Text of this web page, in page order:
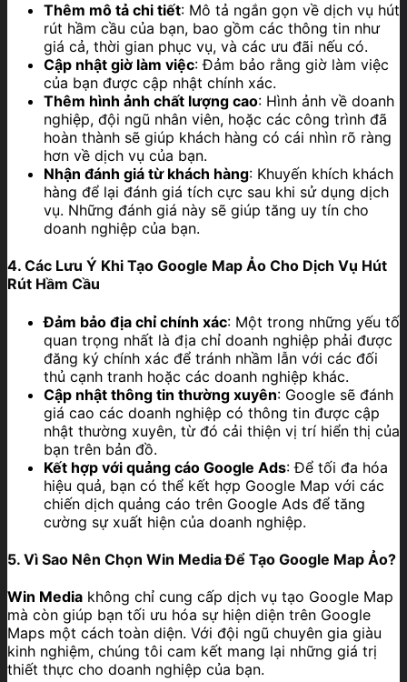
Thêm mô tả chi tiết: Mô tả ngắn gọn về dịch vụ hút
rút hầm cầu của bạn, bao gồm các thông tin như
giá cả, thời gian phục vụ, và các ưu đãi nếu có.
Cập nhật giờ làm việc: Đảm bảo rằng giờ làm việc
của bạn được cập nhật chính xác.
Thêm hình ảnh chất lượng cao: Hình ảnh về doanh
nghiệp, đội ngũ nhân viên, hoặc các công trình đã
hoàn thành sẽ giúp khách hàng có cái nhìn rõ ràng
hơn về dịch vụ của bạn.
Nhận đánh giá từ khách hàng: Khuyến khích khách
hàng để lại đánh giá tích cực sau khi sử dụng dịch
vụ. Những đánh giá này sẽ giúp tăng uy tín cho
doanh nghiệp của bạn.
4. Các Lưu Ý Khi Tạo Google Map Ảo Cho Dịch Vụ Hút
Rút Hầm Cầu
Đảm bảo địa chỉ chính xác: Một trong những yếu tố
quan trọng nhất là địa chỉ doanh nghiệp phải được
đăng ký chính xác để tránh nhầm lẫn với các đối
thủ cạnh tranh hoặc các doanh nghiệp khác.
Cập nhật thông tin thường xuyên: Google sẽ đánh
giá cao các doanh nghiệp có thông tin được cập
nhật thường xuyên, từ đó cải thiện vị trí hiển thị của
bạn trên bản đồ.
Kết hợp với quảng cáo Google Ads: Để tối đa hóa
hiệu quả, bạn có thể kết hợp Google Map với các
chiến dịch quảng cáo trên Google Ads để tăng
cường sự xuất hiện của doanh nghiệp.
5. Vì Sao Nên Chọn Win Media Để Tạo Google Map Ảo?
Win Media không chỉ cung cấp dịch vụ tạo Google Map
mà còn giúp bạn tối ưu hóa sự hiện diện trên Google
Maps một cách toàn diện. Với đội ngũ chuyên gia giàu
kinh nghiệm, chúng tôi cam kết mang lại những giá trị
thiết thực cho doanh nghiệp của bạn.